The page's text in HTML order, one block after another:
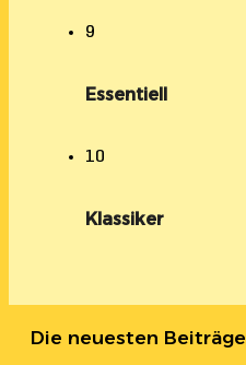
9
Essentiell
10
Klassiker
Die neuesten Beiträge